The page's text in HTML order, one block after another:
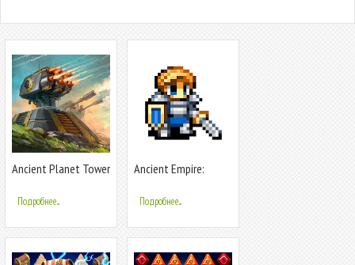
Ancient Planet Tower
Подробнее...
Ancient Empire:
Подробнее...